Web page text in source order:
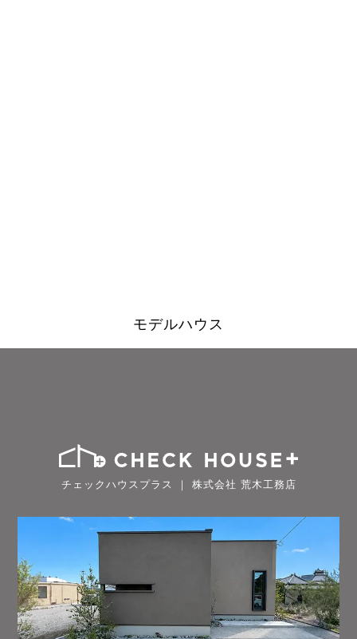
モデルハウス
チェックハウスプラス ｜ 株式会社 荒木工務店